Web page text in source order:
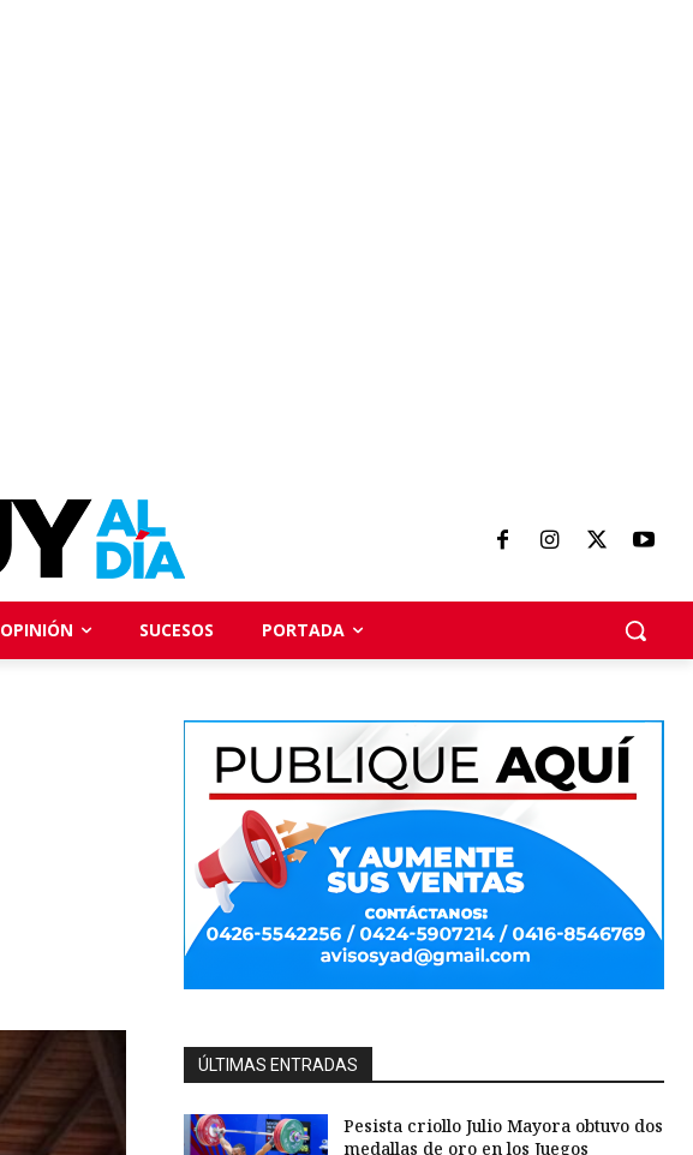
OPINIÓN SUCESOS PORTADA
ÚLTIMAS ENTRADAS
Pesista criollo Julio Mayora obtuvo dos
medallas de oro en los Juegos